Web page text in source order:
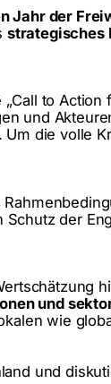
Jahr der
strategisches
to
und
Um die volle
der
und
wie
und